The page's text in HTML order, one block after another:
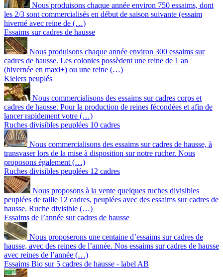
Nous produisons chaque année environ 750 essaims, dont
les 2/3 sont commercialisés en début de saison suivante (essaim
hiverné avec reine de (…)
Essaims sur cadres de hausse
Nous produisons chaque année environ 300 essaims sur
cadres de hausse. Les colonies possèdent une reine de 1 an
(hivernée en maxi+) ou une reine (…)
Kielers peuplés
Nous commercialisons des essaims sur cadres corps et
cadres de hausse. Pour la production de reines fécondées et afin de
lancer rapidement votre (…)
Ruches divisibles peuplées 10 cadres
Nous commercialisons des essaims sur cadres de hausse, à
transvaser lors de la mise à disposition sur notre rucher. Nous
proposons également (…)
Ruches divisibles peuplées 12 cadres
Nous proposons à la vente quelques ruches divisibles
peuplées de taille 12 cadres, peuplées avec des essaims sur cadres de
hausse. Ruche divisible (…)
Essaims de l’année sur cadres de hausse
Nous proposerons une centaine d’essaims sur cadres de
hausse, avec des reines de l’année. Nos essaims sur cadres de hausse
avec reines de l’année (…)
Essaims Bio sur 5 cadres de hausse - label AB